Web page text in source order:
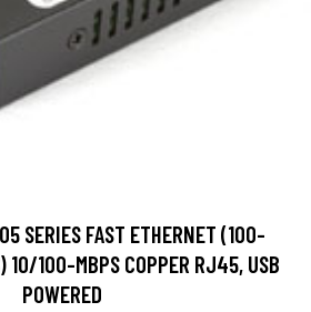
SERIES FAST ETHERNET (100-
10/100-MBPS COPPER RJ45, USB
POWERED